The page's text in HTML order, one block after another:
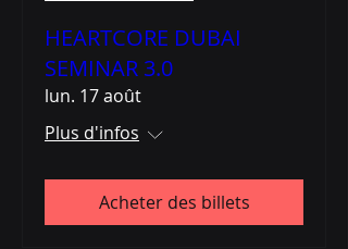
HEARTCORE DUBAI
SEMINAR 3.0
lun. 17 août
Plus d'infos
Acheter des billets